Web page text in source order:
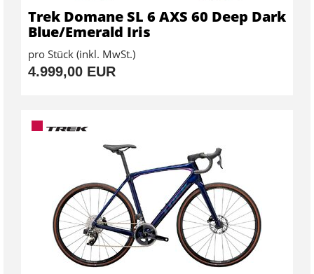
Trek Domane SL 6 AXS 60 Deep Dark
Blue/Emerald Iris
pro Stück (inkl. MwSt.)
4.999,00 EUR